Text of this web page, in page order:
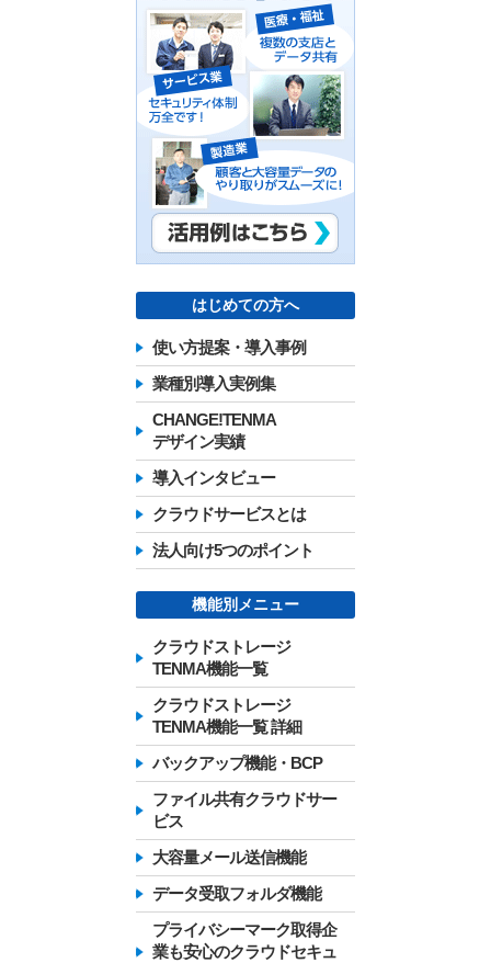
はじめての方へ
使い方提案・導入事例
業種別導入実例集
CHANGE!TENMA
デザイン実績
導入インタビュー
クラウドサービスとは
法人向け5つのポイント
機能別メニュー
クラウドストレージ
TENMA機能一覧
クラウドストレージ
TENMA機能一覧 詳細
バックアップ機能・BCP
ファイル共有クラウドサー
ビス
大容量メール送信機能
データ受取フォルダ機能
プライバシーマーク取得企
業も安心のクラウドセキュ